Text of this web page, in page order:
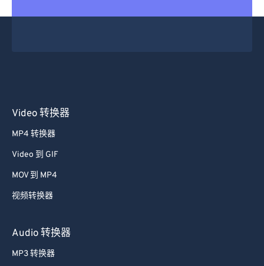
Video 转换器
MP4 转换器
Video 到 GIF
MOV 到 MP4
视频转换器
Audio 转换器
MP3 转换器